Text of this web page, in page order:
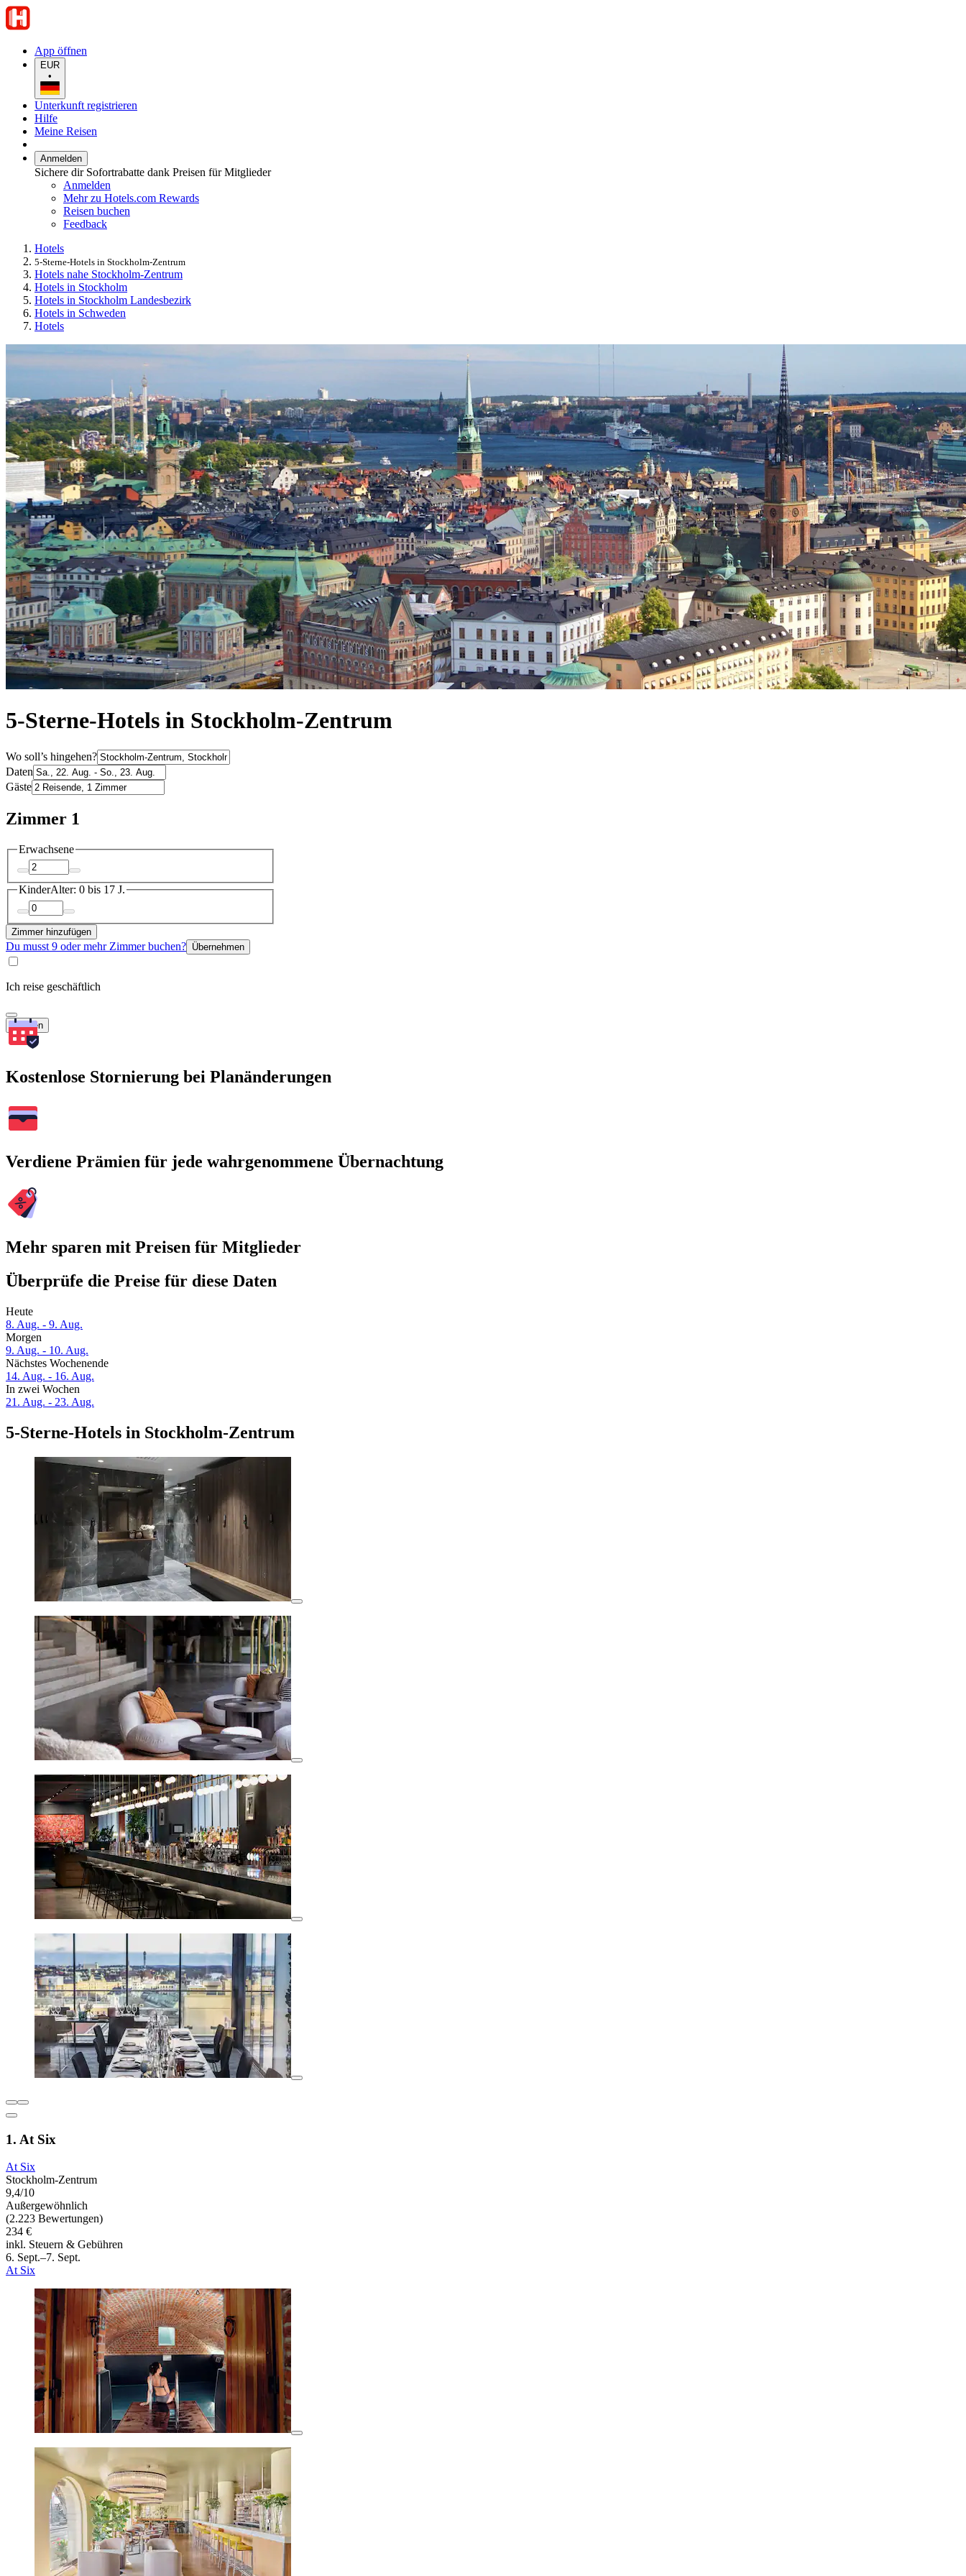
App öffnen
EUR
•
Unterkunft registrieren
Hilfe
Meine Reisen
Anmelden
Sichere dir Sofortrabatte dank Preisen für Mitglieder
Anmelden
Mehr zu Hotels.com Rewards
Reisen buchen
Feedback
Hotels
5-Sterne-Hotels in Stockholm-Zentrum
Hotels nahe Stockholm-Zentrum
Hotels in Stockholm
Hotels in Stockholm Landesbezirk
Hotels in Schweden
Hotels
5-Sterne-Hotels in Stockholm-Zentrum
Wo soll’s hingehen?
Daten
Gäste
Zimmer 1
Erwachsene
KinderAlter: 0 bis 17 J.
Zimmer hinzufügen
Du musst 9 oder mehr Zimmer buchen? Übernehmen
Ich reise geschäftlich
Suchen
Kostenlose Stornierung bei Planänderungen
Verdiene Prämien für jede wahrgenommene Übernachtung
Mehr sparen mit Preisen für Mitglieder
Überprüfe die Preise für diese Daten
Heute
8. Aug. - 9. Aug.
Morgen
9. Aug. - 10. Aug.
Nächstes Wochenende
14. Aug. - 16. Aug.
In zwei Wochen
21. Aug. - 23. Aug.
5-Sterne-Hotels in Stockholm-Zentrum
1. At Six
At Six
Stockholm-Zentrum
9,4/10
Außergewöhnlich
(2.223 Bewertungen)
234 €
inkl. Steuern & Gebühren
6. Sept.–7. Sept.
At Six